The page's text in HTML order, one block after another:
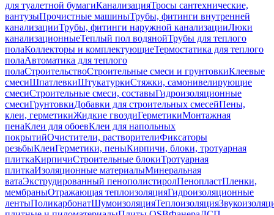
для туалетной бумагиКанализацияТросы сантехнические,
вантузыПрочистные машиныТрубы, фитинги внутренней
канализацииТрубы, фитинги наружной канализацииЛюки
канализационныеТеплый пол водянойТрубы для теплого
полаКоллекторы и комплектующиеТермостатика для теплого
полаАвтоматика для теплого
полаСтроительствоСтроительные смеси и грунтовкиКлеевые
смесиШпатлевкиШтукатуркиСтяжки, самонивелирующие
смесиСтроительные смеси, составыГидроизоляционные
смесиГрунтовкиДобавки для строительных смесейПены,
клеи, герметикиЖидкие гвоздиГерметикиМонтажная
пенаКлеи для обоевКлеи для напольных
покрытийОчистители, растворителиФиксаторы
резьбыКлеиГерметики, пеныКирпичи, блоки, тротуарная
плиткаКирпичиСтроительные блокиТротуарная
плиткаИзоляционные материалыМинеральная
ватаЭкструдированный пенополистиролПенопластПленки,
мембраныОтражающая теплоизоляцияГидроизоляционные
лентыПоликарбонатШумоизоляцияТеплоизоляция